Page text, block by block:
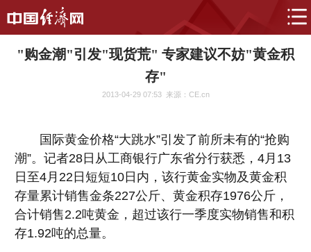
"购金潮"引发"现货荒" 专家建议不妨"黄金积
存"
2013-04-29 07:53 来源：CE.cn
国际黄金价格“大跳水”引发了前所未有的“抢购
潮”。记者28日从工商银行广东省分行获悉，4月13
日至4月22日短短10日内，该行黄金实物及黄金积
存量累计销售金条227公斤、黄金积存1976公斤，
合计销售2.2吨黄金，超过该行一季度实物销售和积
存1.92吨的总量。